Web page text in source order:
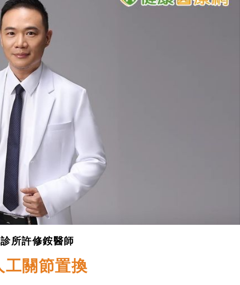
所許修銨醫師
關節置換